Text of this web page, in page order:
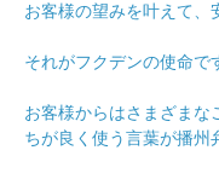
お客様の望みを叶えて、
それがフクデンの使命で
お客様からはさまざまな
ちが良く使う言葉が播州